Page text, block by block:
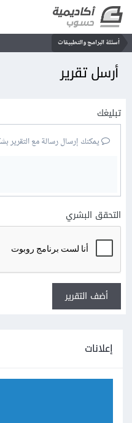
أسئلة البرامج والتطبيقات
أرسل تقرير
تبليغك
يمكنك إرسال رسالة مع التقرير
التحقق البشري
أضف التقرير
إعلانات